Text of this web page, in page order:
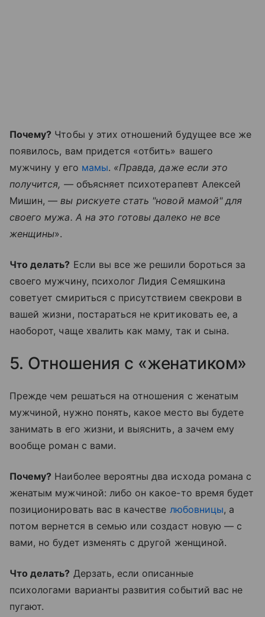
Почему? Чтобы у этих отношений будущее все же
появилось, вам придется «отбить» вашего
мужчину у его мамы. «Правда, даже если это
получится, — объясняет психотерапевт Алексей
Мишин,— вы рискуете стать "новой мамой" для
своего мужа. А на это готовы далеко не все
женщины».
Что делать? Если вы все же решили бороться за
своего мужчину, психолог Лидия Семяшкина
советует смириться с присутствием свекрови в
вашей жизни, постараться не критиковать ее, а
наоборот, чаще хвалить как маму, так и сына.
5. Отношения с «женатиком»
Прежде чем решаться на отношения с женатым
мужчиной, нужно понять, какое место вы будете
занимать в его жизни, и выяснить, а зачем ему
вообще роман с вами.
Почему? Наиболее вероятны два исхода романа с
женатым мужчиной: либо он какое-то время будет
позиционировать вас в качестве любовницы, а
потом вернется в семью или создаст новую — с
вами, но будет изменять с другой женщиной.
Что делать? Дерзать, если описанные
психологами варианты развития событий вас не
пугают.